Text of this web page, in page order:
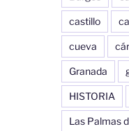
castillo
cueva
Granada
HISTORIA
Las Palmas